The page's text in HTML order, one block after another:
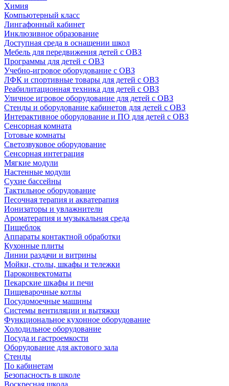
Химия
Компьютерный класс
Лингафонный кабинет
Инклюзивное образование
Доступная среда в оснащении школ
Мебель для передвижения детей с ОВЗ
Программы для детей с ОВЗ
Учебно-игровое оборудование с ОВЗ
ЛФК и спортивные товары для детей с ОВЗ
Реабилитационная техника для детей с ОВЗ
Уличное игровое оборудование для детей с ОВЗ
Стенды и оборудование кабинетов для детей с ОВЗ
Интерактивное оборудование и ПО для детей с ОВЗ
Сенсорная комната
Готовые комнаты
Светозвуковое оборудование
Сенсорная интеграция
Мягкие модули
Настенные модули
Сухие бассейны
Тактильное оборудование
Песочная терапия и акватерапия
Ионизаторы и увлажнители
Ароматерапия и музыкальная среда
Пищеблок
Аппараты контактной обработки
Кухонные плиты
Линии раздачи и витрины
Мойки, столы, шкафы и тележки
Пароконвектоматы
Пекарские шкафы и печи
Пищеварочные котлы
Посудомоечные машины
Системы вентиляции и вытяжки
Функциональное кухонное оборудование
Холодильное оборудование
Посуда и гастроемкости
Оборудование для актового зала
Стенды
По кабинетам
Безопасность в школе
Воскресная школа